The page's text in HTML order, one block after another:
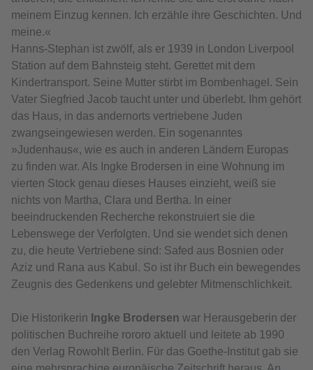
meinem Einzug kennen. Ich erzähle ihre Geschichten. Und
meine.«
Hanns-Stephan ist zwölf, als er 1939 in London Liverpool
Station auf dem Bahnsteig steht. Gerettet mit dem
Kindertransport. Seine Mutter stirbt im Bombenhagel. Sein
Vater Siegfried Jacob taucht unter und überlebt. Ihm gehört
das Haus, in das andernorts vertriebene Juden
zwangseingewiesen werden. Ein sogenanntes
»Judenhaus«, wie es auch in anderen Ländern Europas
zu finden war. Als Ingke Brodersen in eine Wohnung im
vierten Stock genau dieses Hauses einzieht, weiß sie
nichts von Martha, Clara und Bertha. In einer
beeindruckenden Recherche rekonstruiert sie die
Lebenswege der Verfolgten. Und sie wendet sich denen
zu, die heute Vertriebene sind: Safed aus Bosnien oder
Aziz und Rana aus Kabul. So ist ihr Buch ein bewegendes
Zeugnis des Gedenkens und gelebter Mitmenschlichkeit.
Die Historikerin Ingke Brodersen war Herausgeberin der
politischen Buchreihe rororo aktuell und leitete ab 1990
den Verlag Rowohlt Berlin. Für das Goethe-Institut gab sie